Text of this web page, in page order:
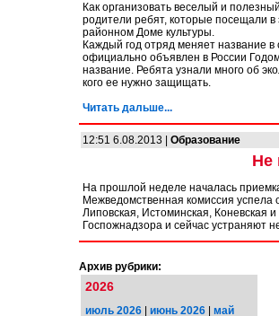
Как организовать веселый и
родители ребят, которые посещали
районном Доме культуры.
Каждый год отряд меняет название
официально объявлен в России
название. Ребята узнали много об
кого ее нужно защищать.
Читать дальше...
12:51 6.08.2013 | Образование
Не
На прошлой неделе началась
Межведомственная комиссия
Липовская, Истоминская,
Госпожнадзора и сейчас устраняют
Архив рубрики:
2026
июль 2026 | июнь 2026 | май